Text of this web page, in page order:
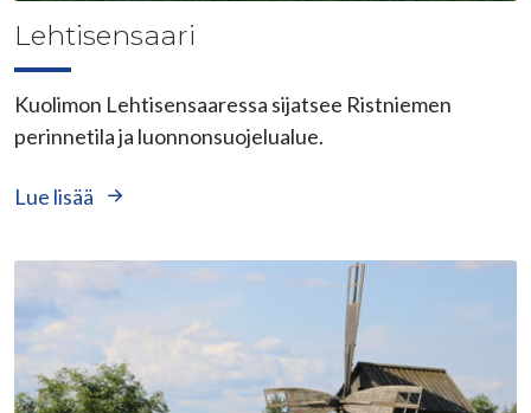
Lehtisensaari
Kuolimon Lehtisensaaressa sijatsee Ristniemen
perinnetila ja luonnonsuojelualue.
Lue lisää